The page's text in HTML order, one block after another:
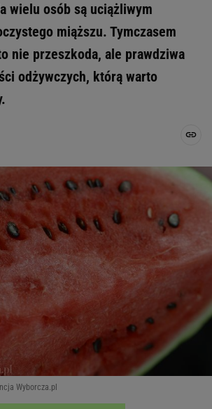
wielu osób są uciążliwym
miąższu. Tymczasem
nie przeszkoda, ale prawdziwa
odżywczych, którą warto
Wyborcza.pl